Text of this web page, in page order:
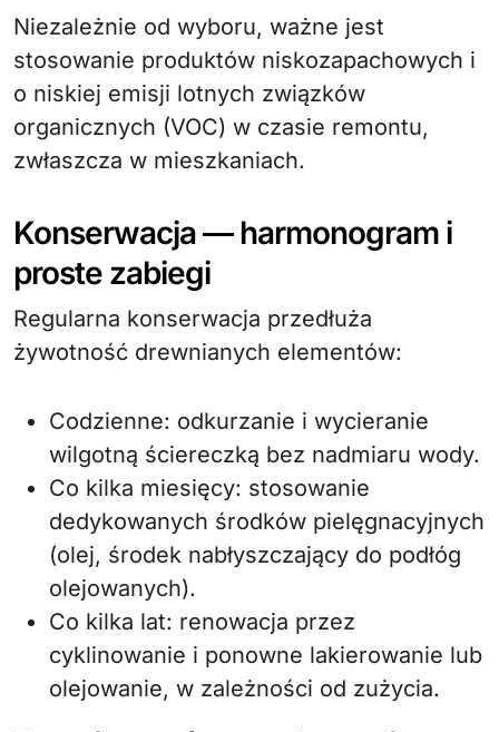
Niezależnie od wyboru, ważne jest
stosowanie produktów niskozapachowych i
o niskiej emisji lotnych związków
organicznych (VOC) w czasie remontu,
zwłaszcza w mieszkaniach.
Konserwacja — harmonogram i
proste zabiegi
Regularna konserwacja przedłuża
żywotność drewnianych elementów:
Codzienne: odkurzanie i wycieranie
wilgotną ściereczką bez nadmiaru wody.
Co kilka miesięcy: stosowanie
dedykowanych środków pielęgnacyjnych
(olej, środek nabłyszczający do podłóg
olejowanych).
Co kilka lat: renowacja przez
cyklinowanie i ponowne lakierowanie lub
olejowanie, w zależności od zużycia.